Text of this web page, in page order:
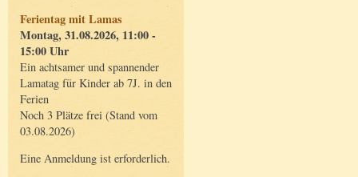
Ferientag mit Lamas
Montag, 31.08.2026, 11:00 -
15:00 Uhr
Ein achtsamer und spannender
Lamatag für Kinder ab 7J. in den
Ferien
Noch 3 Plätze frei (Stand vom
03.08.2026)
Eine Anmeldung ist erforderlich.